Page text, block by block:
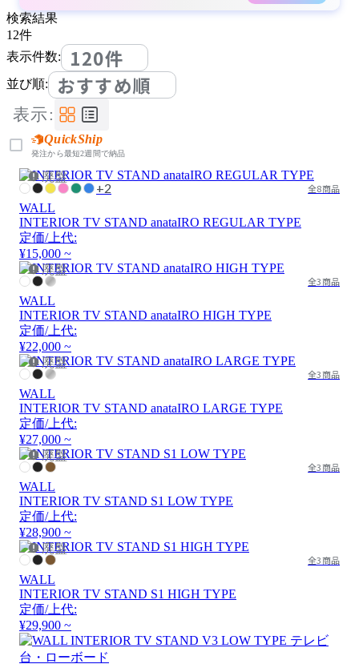
検索結果
12件
表示件数:
120件
並び順: おすすめ順
表示:
QuickShip
発注から最短2週間で納品
廃盤
+2 全8商品
WALL
INTERIOR TV STAND anataIRO REGULAR TYPE
定価/上代:
¥15,000 ~
廃盤
全3商品
WALL
INTERIOR TV STAND anataIRO HIGH TYPE
定価/上代:
¥22,000 ~
廃盤
全3商品
WALL
INTERIOR TV STAND anataIRO LARGE TYPE
定価/上代:
¥27,000 ~
廃盤
全3商品
WALL
INTERIOR TV STAND S1 LOW TYPE
定価/上代:
¥28,900 ~
廃盤
全3商品
WALL
INTERIOR TV STAND S1 HIGH TYPE
定価/上代:
¥29,900 ~